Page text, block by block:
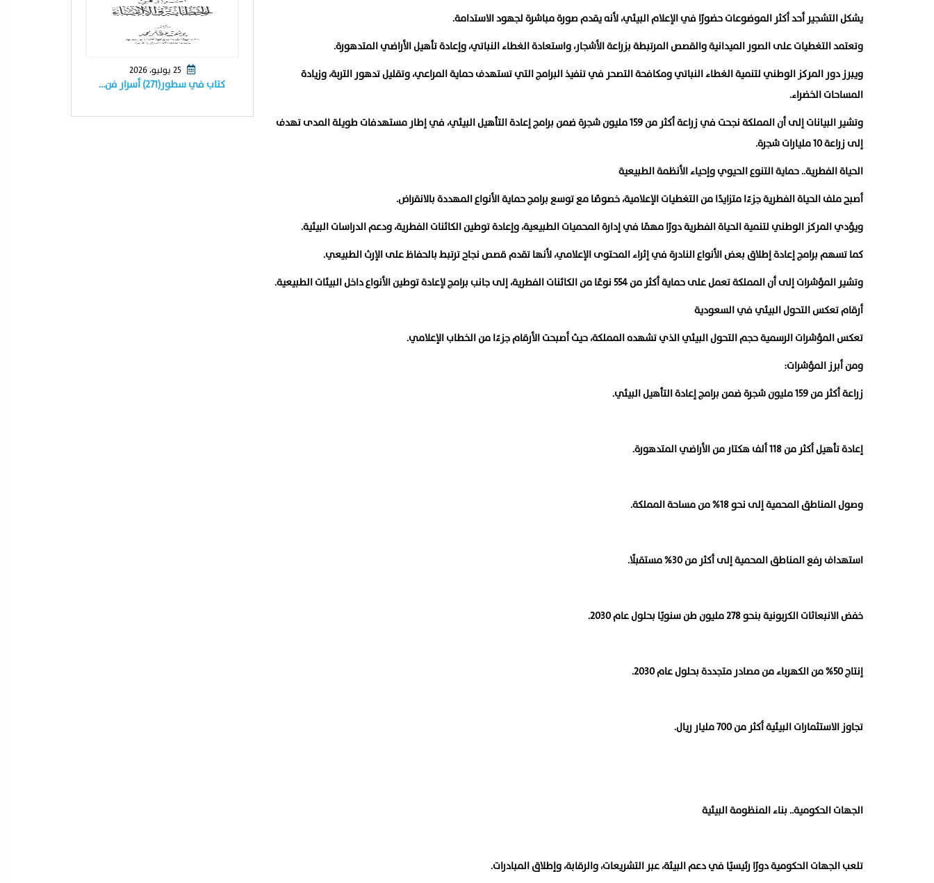
يشكل التشجير أحد أكثر الموضوعات حضورًا في الإعلام البيئي، لأنه يقدم صورة مباشرة لجهود الاستدامة.
وتعتمد التغطيات على الصور الميدانية والقصص المرتبطة بزراعة الأشجار، واستعادة الغطاء النباتي، وإعادة تأهيل الأراضي المتدهورة.
ويبرز دور المركز الوطني لتنمية الغطاء النباتي ومكافحة التصحر في تنفيذ البرامج التي تستهدف حماية المراعي، وتقليل تدهور التربة، وزيادة
المساحات الخضراء.
وتشير البيانات إلى أن المملكة نجحت في زراعة أكثر من 159 مليون شجرة ضمن برامج إعادة التأهيل البيئي، في إطار مستهدفات طويلة المدى تهدف
إلى زراعة 10 مليارات شجرة.
الحياة الفطرية.. حماية التنوع الحيوي وإحياء الأنظمة الطبيعية
أصبح ملف الحياة الفطرية جزءًا متزايدًا من التغطيات الإعلامية، خصوصًا مع توسع برامج حماية الأنواع المهددة بالانقراض.
ويؤدي المركز الوطني لتنمية الحياة الفطرية دورًا مهمًا في إدارة المحميات الطبيعية، وإعادة توطين الكائنات الفطرية، ودعم الدراسات البيئية.
كما تسهم برامج إعادة إطلاق بعض الأنواع النادرة في إثراء المحتوى الإعلامي، لأنها تقدم قصص نجاح ترتبط بالحفاظ على الإرث الطبيعي.
وتشير المؤشرات إلى أن المملكة تعمل على حماية أكثر من 554 نوعًا من الكائنات الفطرية، إلى جانب برامج لإعادة توطين الأنواع داخل البيئات الطبيعية.
أرقام تعكس التحول البيئي في السعودية
تعكس المؤشرات الرسمية حجم التحول البيئي الذي تشهده المملكة، حيث أصبحت الأرقام جزءًا من الخطاب الإعلامي.
ومن أبرز المؤشرات:
زراعة أكثر من 159 مليون شجرة ضمن برامج إعادة التأهيل البيئي.
إعادة تأهيل أكثر من 118 ألف هكتار من الأراضي المتدهورة.
وصول المناطق المحمية إلى نحو 18% من مساحة المملكة.
استهداف رفع المناطق المحمية إلى أكثر من 30% مستقبلًا.
خفض الانبعاثات الكربونية بنحو 278 مليون طن سنويًا بحلول عام 2030.
إنتاج 50% من الكهرباء من مصادر متجددة بحلول عام 2030.
تجاوز الاستثمارات البيئية أكثر من 700 مليار ريال.
الجهات الحكومية.. بناء المنظومة البيئية
تلعب الجهات الحكومية دورًا رئيسيًا في دعم البيئة، عبر التشريعات، والرقابة، وإطلاق المبادرات.
كتاب في سطور(٢٧١) أسرار فن…